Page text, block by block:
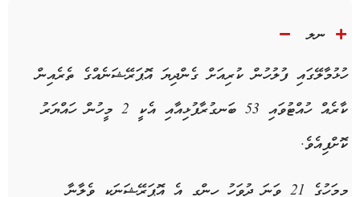
ނލ
ހުޅުމާލޭގައި ފުލުހުން ކުރިއަށް ގެންދިޔަ އޮޕަރޭޝަނެއްގެ ތެރެއިން
ކާރެއް ހުއްޓުވައި 53 ބަނގުރާފުޅިއާއި އެކީ 2 މީހުން ހައްޔަރު
ކޮށްފިއެވެ.
މިމަހުގެ 21 ވަނަ ދުވަހު ހިންގި އެ އޮޕަރޭޝަނަކީ ވެލާނާ